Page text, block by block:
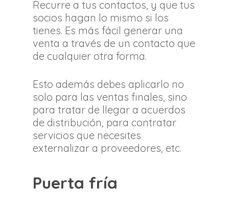
Recurre a tus contactos, y que tus
socios hagan lo mismo si los
tienes. Es más fácil generar una
venta a través de un contacto que
de cualquier otra forma.
Esto además debes aplicarlo no
solo para las ventas finales, sino
para tratar de llegar a acuerdos
de distribución, para contratar
servicios que necesites
externalizar a proveedores, etc.
Puerta fría